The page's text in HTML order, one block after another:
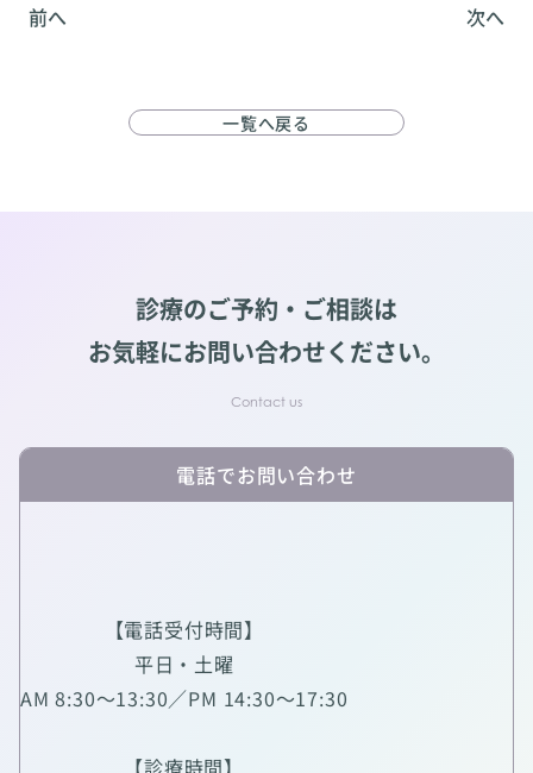
前へ 次へ
一覧へ戻る
診療のご予約・ご相談は
お気軽にお問い合わせください。
電話でお問い合わせ
【電話受付時間】
平日・土曜
AM 8:30～13:30／PM 14:30～17:30
【診療時間】